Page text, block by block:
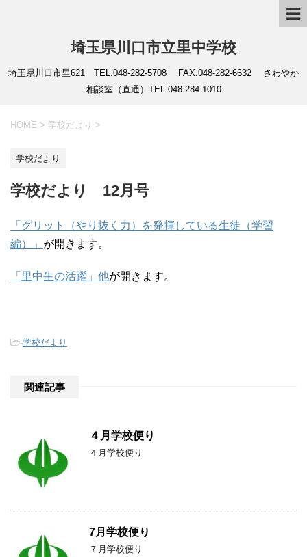
埼玉県川口市立里中学校
埼玉県川口市里621 TEL.048-282-5708 FAX.048-282-6632 さわやか
相談室（直通）TEL.048-284-1010
HOME > 学校だより >
学校だより
学校だより 12月号
「グリット（やり抜く力）を発揮している生徒（学習
編）」 が開きます。
「里中生の活躍」他が開きます。
-学校だより
関連記事
４月学校便り
４月学校便り
7月学校便り
７月学校便り